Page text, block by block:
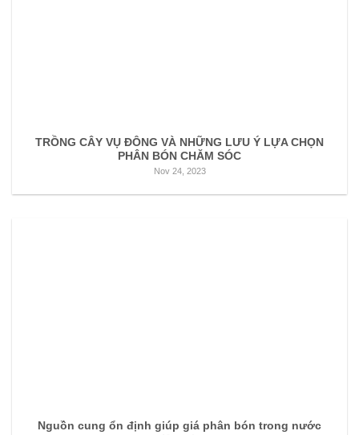
TRỒNG CÂY VỤ ĐÔNG VÀ NHỮNG LƯU Ý LỰA CHỌN
PHÂN BÓN CHĂM SÓC
Nov 24, 2023
Nguồn cung ổn định giúp giá phân bón trong nước